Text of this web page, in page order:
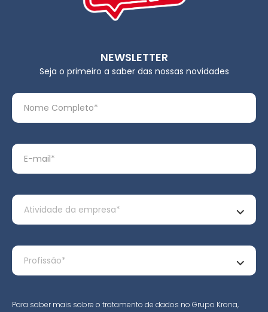
NEWSLETTER
Seja o primeiro a saber das nossas novidades
Para saber mais sobre o tratamento de dados no Grupo Krona,